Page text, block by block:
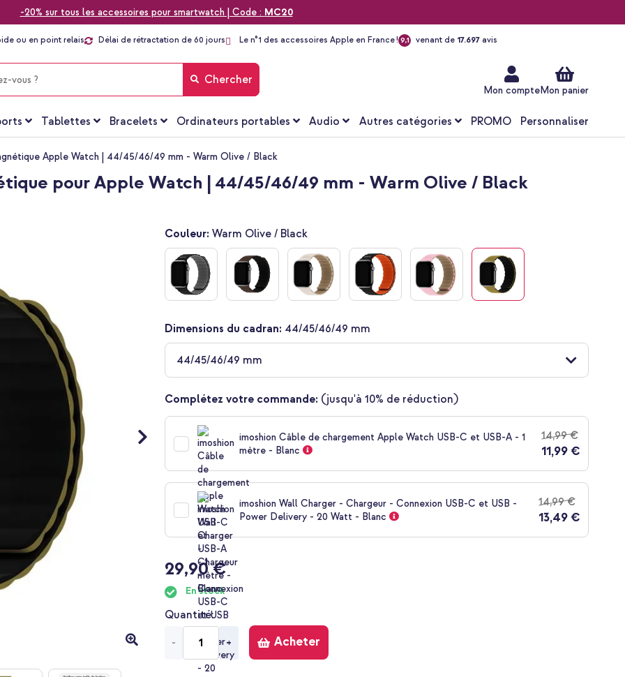
-20% sur tous les accessoires pour smartwatch | Code : MC20
ou en point relais Délai de rétractation de 60 jours Le n°1 des accessoires Apple en France ! 9,1 venant de 17.697 avis
Mon compteMon panier
Chercher
Tablettes Bracelets Ordinateurs portables Audio Autres catégories PROMO Personnaliser
Apple Watch | 44/45/46/49 mm - Warm Olive / Black
pour Apple Watch | 44/45/46/49 mm - Warm Olive / Black
Couleur:Warm Olive / Black
Dimensions du cadran: 44/45/46/49 mm
44/45/46/49 mm
Complétez votre commande: (jusqu'à 10% de réduction)
imoshion Câble de chargement Apple Watch USB-C et USB-A - 1
mètre - Blanc
14,99 €
11,99 €
imoshion Wall Charger - Chargeur - Connexion USB-C et USB -
Power Delivery - 20 Watt - Blanc
14,99 €
13,49 €
29,90 €
En stock
Quantité
- + Acheter